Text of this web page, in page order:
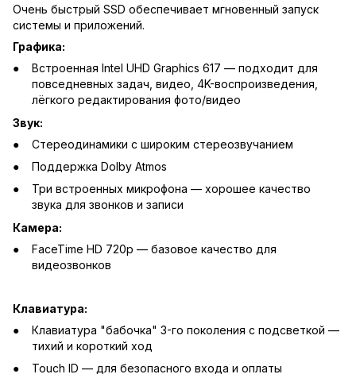
Очень быстрый SSD обеспечивает мгновенный запуск
системы и приложений.
Графика:
Встроенная Intel UHD Graphics 617 — подходит для
повседневных задач, видео, 4K-воспроизведения,
лёгкого редактирования фото/видео
Звук:
Стереодинамики с широким стереозвучанием
Поддержка Dolby Atmos
Три встроенных микрофона — хорошее качество
звука для звонков и записи
Камера:
FaceTime HD 720p — базовое качество для
видеозвонков
Клавиатура:
Клавиатура "бабочка" 3-го поколения с подсветкой —
тихий и короткий ход
Touch ID — для безопасного входа и оплаты